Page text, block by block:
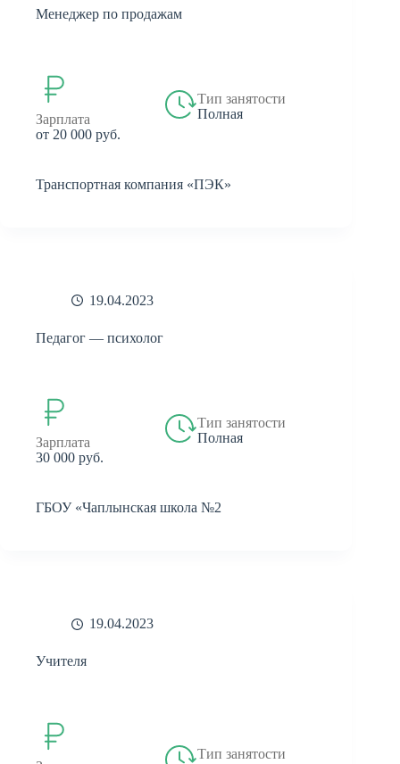
Менеджер по продажам
Зарплата
от 20 000 руб.
Тип занятости
Полная
Транспортная компания «ПЭК»
19.04.2023
Педагог — психолог
Зарплата
30 000 руб.
Тип занятости
Полная
ГБОУ «Чаплынская школа №2
19.04.2023
Учителя
Тип занятости